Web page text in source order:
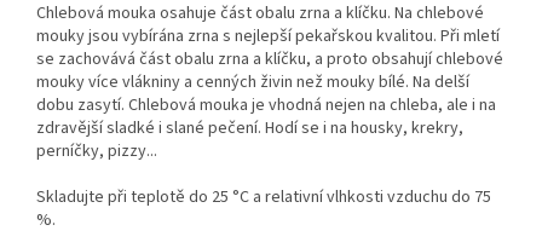
Chlebová mouka osahuje část obalu zrna a klíčku. Na chlebové
mouky jsou vybírána zrna s nejlepší pekařskou kvalitou. Při mletí
se zachovává část obalu zrna a klíčku, a proto obsahují chlebové
mouky více vlákniny a cenných živin než mouky bílé. Na delší
dobu zasytí. Chlebová mouka je vhodná nejen na chleba, ale i na
zdravější sladké i slané pečení. Hodí se i na housky, krekry,
perníčky, pizzy...
Skladujte při teplotě do 25 °C a relativní vlhkosti vzduchu do 75
%.